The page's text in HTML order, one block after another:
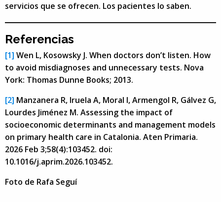
servicios que se ofrecen. Los pacientes lo saben.
Referencias
[1] Wen L, Kosowsky J. When doctors don’t listen. How
to avoid misdiagnoses and unnecessary tests. Nova
York: Thomas Dunne Books; 2013.
[2] Manzanera R, Iruela A, Moral I, Armengol R, Gálvez G,
Lourdes Jiménez M. Assessing the impact of
socioeconomic determinants and management models
on primary health care in Catalonia. Aten Primaria.
2026 Feb 3;58(4):103452. doi:
10.1016/j.aprim.2026.103452.
Foto de Rafa Seguí